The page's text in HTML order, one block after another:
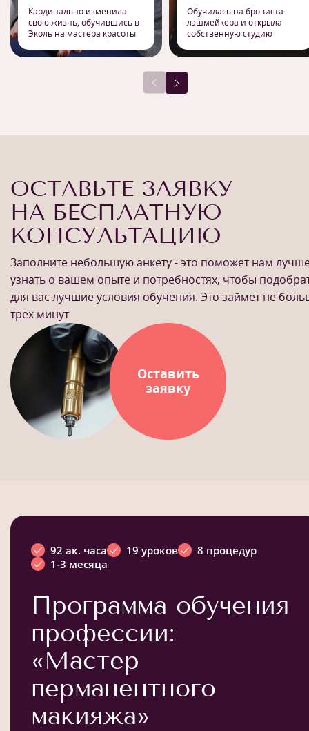
Кардинально изменила
свою жизнь, обучившись в
Эколь на мастера красоты
Обучилась на бровиста-
лэшмейкера и открыла
собственную студию
ОСТАВЬТЕ ЗАЯВКУ
НА БЕСПЛАТНУЮ
КОНСУЛЬТАЦИЮ
Заполните небольшую анкету - это поможет нам
узнать о вашем опыте и потребностях, чтобы
для вас лучшие условия обучения. Это займет не
трех минут
Оставить
заявку
92 ак. часа 19 уроков
8 процедур
1-3 месяца
Программа обучения
профессии:
«Мастер
перманентного
макияжа»